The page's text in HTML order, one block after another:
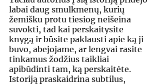
labai daug smulkmenų, kurių
žemišku protu tiesiog neišeina
suvokti, tad kai perskaitysite
knygą ir būsite paklausti apie ką ji
buvo, abejojame, ar lengvai rasite
tinkamus žodžius taikliai
apibūdinti tam, ką perskaitėte.
Istoriją praskaidrina subtilus,